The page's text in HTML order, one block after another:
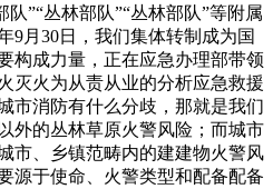
队”“丛林部队”“丛林部队”等附属
9月30日，我们集体转制成为国
构成力量，正在应急办理部带领
灭火为从责从业的分析应急救援
市消防有什么分歧，那就是我们
外的丛林草原火警风险；而城市
市、乡镇范畴内的建建物火警风
源于使命、火警类型和配备配备